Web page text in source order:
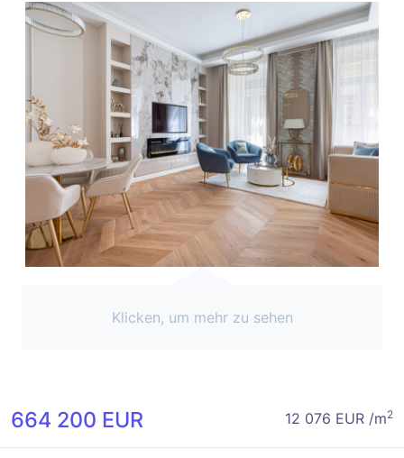
Klicken, um mehr zu sehen
664 200 EUR 12 076 EUR /m2